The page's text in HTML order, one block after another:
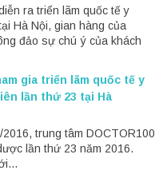
ra triển lãm quốc tế y
Hà Nội, gian hàng của
đảo sự chú ý của khách
gia triển lãm quốc tế y
lần thứ 23 tại Hà
trung tâm DOCTOR100
lần thứ 23 năm 2016.